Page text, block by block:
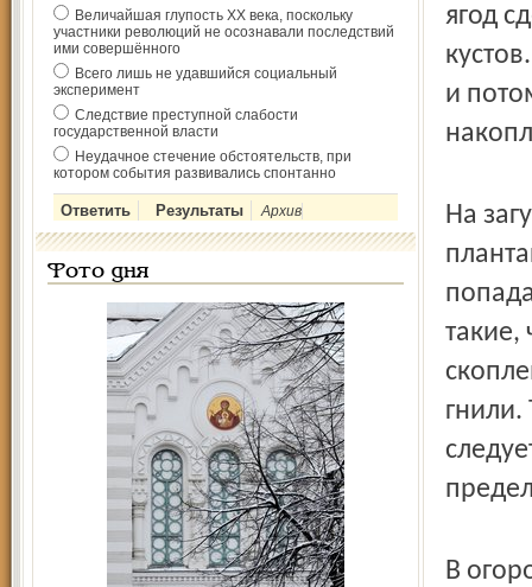
Величайшая глупость ХХ века, поскольку
участники революций не осознавали последствий
ими совершённого
Всего лишь не удавшийся социальный
эксперимент
Следствие преступной слабости
государственной власти
Неудачное стечение обстоятельств, при
котором события развивались спонтанно
Архив
Фото дня
ягод
и
На
гнили.
В